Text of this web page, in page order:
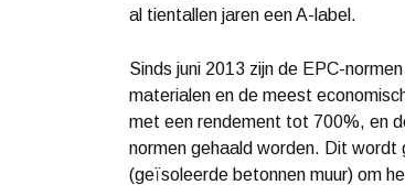
al tientallen jaren een A-label.
Sinds juni 2013 zijn de EPC-
materialen en de meest
met een rendement tot 700%, en
normen gehaald worden. Dit wordt
(geïsoleerde betonnen muur) om